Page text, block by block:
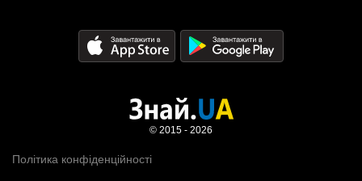
Політика конфіденційності
© 2015 - 2026